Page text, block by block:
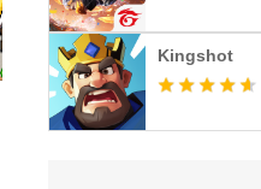
Kingshot